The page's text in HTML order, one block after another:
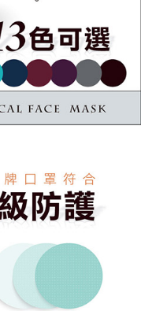
號之用戶狀況，依本公司即
形，本公司將視審查結果
若發現惡意使用之情形，
額度並採取法律行動。